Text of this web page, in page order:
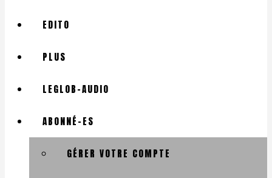
EDITO
PLUS
LEGLOB-AUDIO
ABONNÉ-ES
GÉRER VOTRE COMPTE